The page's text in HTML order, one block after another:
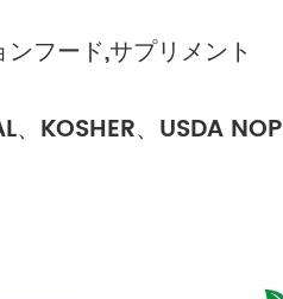
フード,サプリメント
KOSHER、USDA NOP